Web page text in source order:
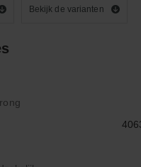
Bekijk de varianten